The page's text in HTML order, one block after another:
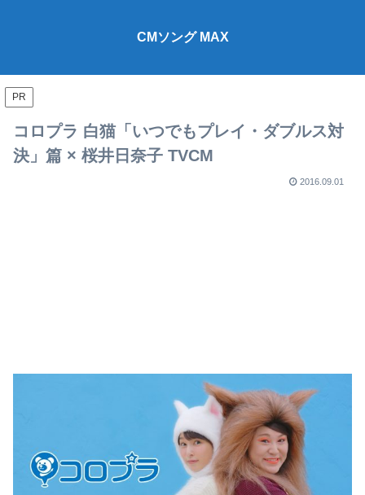
CMソング MAX
PR
コロプラ 白猫「いつでもプレイ・ダブルス対
決」篇 × 桜井日奈子 TVCM
2016.09.01